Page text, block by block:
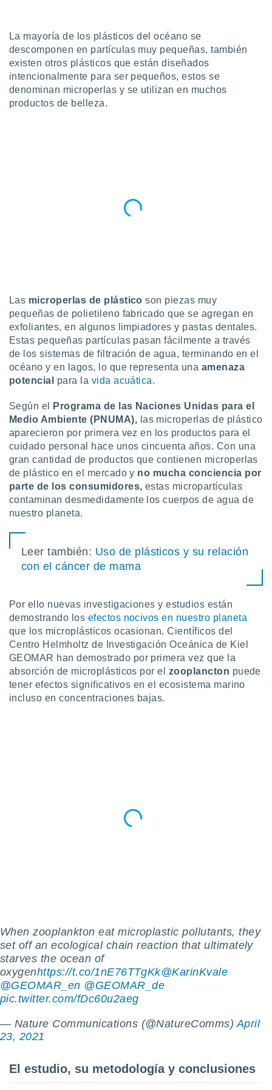
más
nuestra
y
sitio
En
sean
se
para
ni para
o
aunque
no
acceder a
abono
únicos
como
de
un
datos
La mayoría de los plásticos del océano se
descomponen en partículas muy pequeñas, también
existen otros plásticos que están diseñados
intencionalmente para ser pequeños, estos se
denominan microperlas y se utilizan en muchos
productos de belleza.
Las microperlas de plástico son piezas muy
pequeñas de polietileno fabricado que se agregan en
exfoliantes, en algunos limpiadores y pastas dentales.
Estas pequeñas partículas pasan fácilmente a través
de los sistemas de filtración de agua, terminando en el
océano y en lagos, lo que representa una amenaza
potencial
para la vida acuática.
Según el
Programa de las Naciones Unidas para el
Medio Ambiente( PNUMA), las microperlas de plástico
aparecieron por primera vez en los productos para el
cuidado personal hace unos cincuenta años. Con una
gran cantidad de productos que contienen microperlas
de plástico en el mercado y no mucha conciencia por
parte de los consumidores, estas micropartículas
contaminan desmedidamente los cuerpos de agua de
nuestro planeta.
Leer también: Uso de plásticos y su relación
con el cáncer de mama
Por ello nuevas investigaciones y estudios están
demostrando los efectos nocivos en nuestro planeta
que los microplásticos ocasionan. Científicos del
Centro Helmholtz de Investigación Oceánica de Kiel
GEOMAR han demostrado por primera vez que la
absorción de microplásticos por el zooplancton puede
tener efectos significativos en el ecosistema marino
incluso en concentraciones bajas.
When zooplankton eat microplastic pollutants, they
set off an ecological chain reaction that ultimately
starves the ocean of
oxygenhttps://t.co/1nE76TTgKk@KarinKvale
@GEOMAR_en @GEOMAR_de
pic.twitter.com/fDc60u2aeg
— Nature Communications (@NatureComms)April
23, 2021
El estudio, su metodología y conclusiones